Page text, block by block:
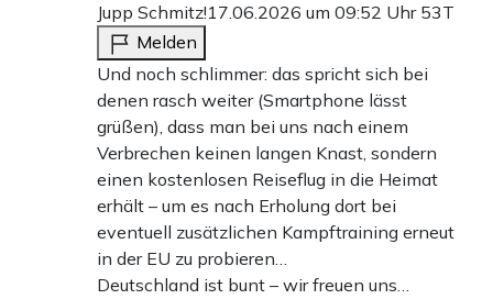
Jupp Schmitz!17.06.2026 um 09:52 Uhr 53T
Melden
Und noch schlimmer: das spricht sich bei
denen rasch weiter (Smartphone lässt
grüßen), dass man bei uns nach einem
Verbrechen keinen langen Knast, sondern
einen kostenlosen Reiseflug in die Heimat
erhält – um es nach Erholung dort bei
eventuell zusätzlichen Kampftraining erneut
in der EU zu probieren…
Deutschland ist bunt – wir freuen uns…